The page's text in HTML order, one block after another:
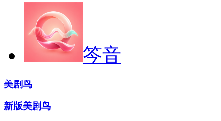
笒音
美剧鸟
新版美剧鸟